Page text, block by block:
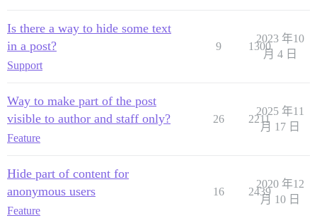
Is there a way to hide some text
in a post?
Support
9 1300
2023 年10
月 4 日
Way to make part of the post
visible to author and staff only?
Feature
26 2211
2025 年11
月 17 日
Hide part of content for
anonymous users
Feature
16 2439
2020 年12
月 10 日